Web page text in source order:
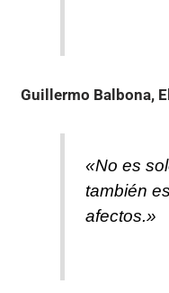
Guillermo Balbona,
«No es
también
afectos.»